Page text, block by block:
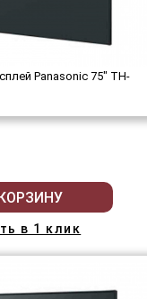
Panasonic 75" TH-
в 1 клик